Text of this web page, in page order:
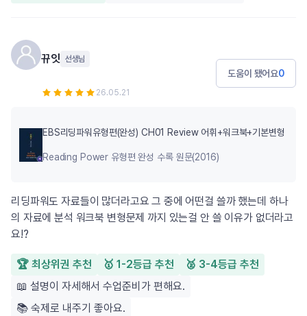
뀨잇 선생님
26.05.21
도움이 됐어요0
EBS리딩파워유형편(완성) CH01 Review 어휘+워크북+기본변형
Reading Power 유형편 완성 수록 원문(2016)
리딩파워도 자료들이 많더라고요 그 중에 어떤걸 쓸까 했는데 하나
의 자료에 분석 워크북 변형문제 까지 있는걸 안 쓸 이유가 없더라고
요!?
🏆 최상위권 추천 🥇 1-2등급 추천
🥈 3-4등급 추천
📖 설명이 자세해서 수업준비가 편해요.
📚 숙제로 내주기 좋아요.